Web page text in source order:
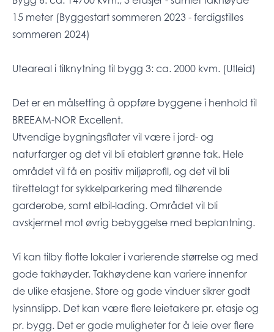
15 meter (Byggestart sommeren 2023 - ferdigstilles
sommeren 2024)
Uteareal i tilknytning til bygg 3: ca. 2000 kvm. (Utleid)
Det er en målsetting å oppføre byggene i henhold til
BREEAM-NOR Excellent.
Utvendige bygningsflater vil være i jord- og
naturfarger og det vil bli etablert grønne tak. Hele
området vil få en positiv miljøprofil, og det vil bli
tilrettelagt for sykkelparkering med tilhørende
garderobe, samt elbil-lading. Området vil bli
avskjermet mot øvrig bebyggelse med beplantning.
Vi kan tilby flotte lokaler i varierende størrelse og med
gode takhøyder. Takhøydene kan variere innenfor
de ulike etasjene. Store og gode vinduer sikrer godt
lysinnslipp. Det kan være flere leietakere pr. etasje og
pr. bygg. Det er gode muligheter for å leie over flere